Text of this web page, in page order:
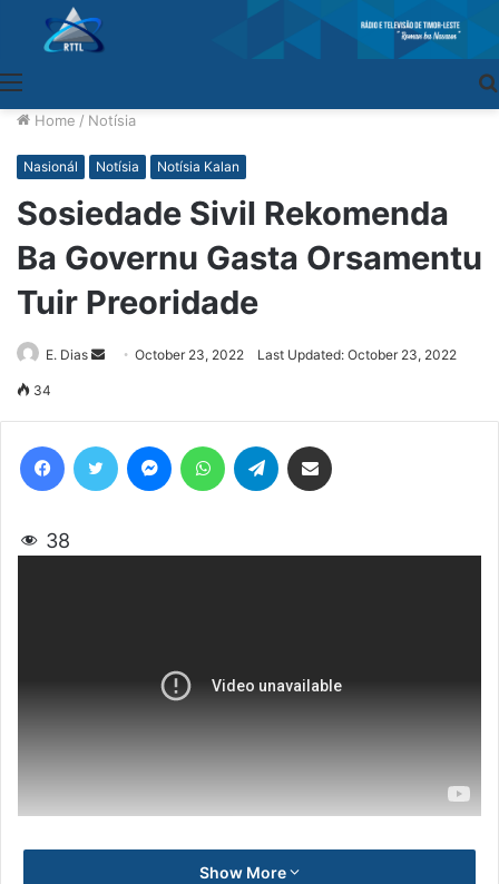
Home / Notísia
Nasionál Notísia Notísia Kalan
Sosiedade Sivil Rekomenda
Ba Governu Gasta Orsamentu
Tuir Preoridade
E. Dias
SendOctober 23, 2022 Last Updated: October 23, 2022
34
38
Show More